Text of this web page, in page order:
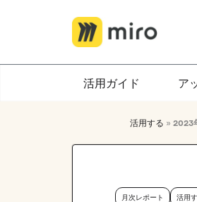
活用ガイド ア
活用する » 2023
月次レポート 活用